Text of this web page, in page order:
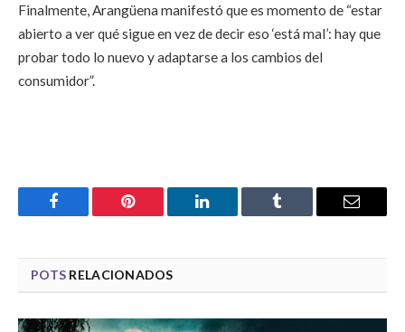
Finalmente, Arangüena manifestó que es momento de “estar
abierto a ver qué sigue en vez de decir eso ‘está mal’: hay que
probar todo lo nuevo y adaptarse a los cambios del
consumidor”.
Facebook Pinterest LinkedIn Tumblr Email
POTS RELACIONADOS